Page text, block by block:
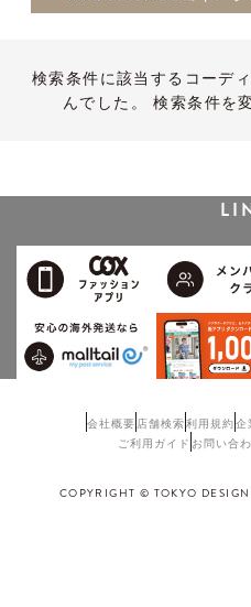
検索条件に該当するコーデ
んでした。 検索条件を
会社概要 店舗検索利用規約企
ご利用ガイド お問い合
COPYRIGHT © TOKYO